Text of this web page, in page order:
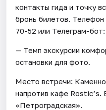
контакты гида и точку
бронь билетов.
70-52 или Телеграм-
— Темп экскурсии
остановки для фото.
Место встречи:
напротив кафе
«Петроградская».